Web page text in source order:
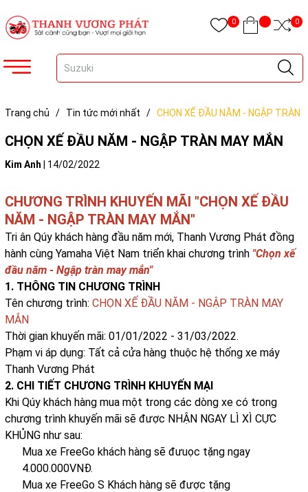
0 0
Trang chủ / Tin tức mới nhất / CHỌN XẾ ĐẦU NĂM - NGẬP TRÀN
CHỌN XẾ ĐẦU NĂM - NGẬP TRÀN MAY MẮN
Kim Anh 14/02/2022
CHƯƠNG TRÌNH KHUYẾN MÃI "CHỌN XẾ ĐẦU
NĂM - NGẬP TRÀN MAY MẮN"
Tri ân Qúy khách hàng đầu năm mới, Thanh Vương Phát đồng
hành cùng Yamaha Việt Nam triển khai chương trình "Chọn xế
đầu năm - Ngập tràn may mắn"
1. THÔNG TIN CHƯƠNG TRÌNH
Tên chương trình: CHỌN XẾ ĐẦU NĂM - NGẬP TRÀN MAY
MẮN
Thời gian khuyến mãi: 01/01/2022 - 31/03/2022.
Phạm vi áp dụng: Tất cả cửa hàng thuộc hệ thống xe máy
Thanh Vương Phát
2. CHI TIẾT CHƯƠNG TRÌNH KHUYẾN MẠI
Khi Qúy khách hàng mua một trong các dòng xe có trong
chương trình khuyến mãi sẽ được NHẬN NGAY LÌ XÌ CỰC
KHỦNG như sau:
Mua xe FreeGo khách hàng sẽ đưuọc tặng ngay
4.000.000VNĐ.
Mua xe FreeGo S Khách hàng sẽ được tặng